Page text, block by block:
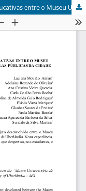
Conversas dentro do museu: ações educativas entre o Museu Universitário de Arte e duas escolas públicas da cidade de Uberlândia